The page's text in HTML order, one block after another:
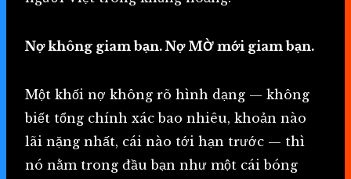
Nợ không giam bạn. Nợ MỜ mới giam bạn.
Một khối nợ không rõ hình dạng — không
biết tổng chính xác bao nhiêu, khoản nào
lãi nặng nhất, cái nào tới hạn trước — thì
nó nằm trong đầu bạn như một cái bóng